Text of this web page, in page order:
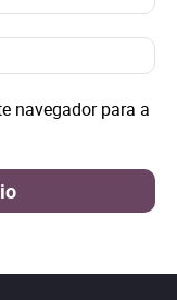
E-
navegador para a